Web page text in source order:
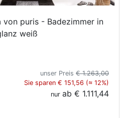
von puris - Badezimmer in
weiß
unser Preis € 1.263,00
Sie sparen € 151,56 (≈ 12%)
nur ab € 1.111,44